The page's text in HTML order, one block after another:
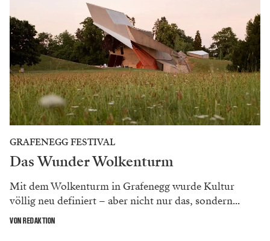
GRAFENEGG FESTIVAL
Das Wunder Wolkenturm
Mit dem Wolkenturm in Grafenegg wurde Kultur
völlig neu definiert – aber nicht nur das, sondern...
VON REDAKTION